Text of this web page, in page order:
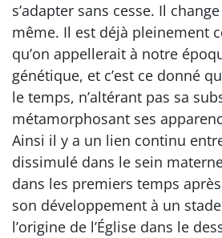
s’adapter sans cesse. Il
même. Il est déjà pleinement
qu’on appellerait à notre
génétique, et c’est ce donné
le temps, n’altérant pas sa
métamorphosant ses
Ainsi il y a un lien continu
dissimulé dans le sein
dans les premiers temps
son développement à un
l’origine de l’Église dans le